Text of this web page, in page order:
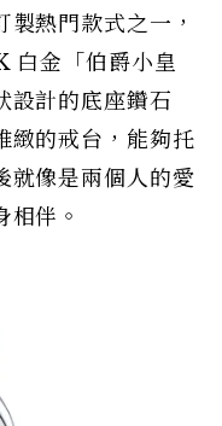
熱門款式之一，
白金「伯爵小皇
設計的底座鑽石
緻的戒台，能夠托
就像是兩個人的愛
伴。